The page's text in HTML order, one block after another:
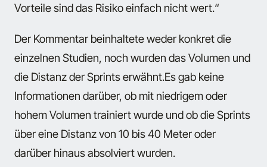
Vorteile sind das Risiko einfach nicht wert.“
Der Kommentar beinhaltete weder konkret die
einzelnen Studien, noch wurden das Volumen und
die Distanz der Sprints erwähnt.Es gab keine
Informationen darüber, ob mit niedrigem oder
hohem Volumen trainiert wurde und ob die Sprints
über eine Distanz von 10 bis 40 Meter oder
darüber hinaus absolviert wurden.